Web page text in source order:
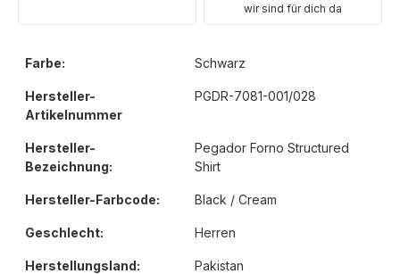
wir sind für dich da
Farbe: Schwarz
Hersteller-
Artikelnummer
PGDR-7081-001/028
Hersteller-
Bezeichnung:
Pegador Forno Structured
Shirt
Hersteller-Farbcode: Black / Cream
Geschlecht: Herren
Herstellungsland: Pakistan